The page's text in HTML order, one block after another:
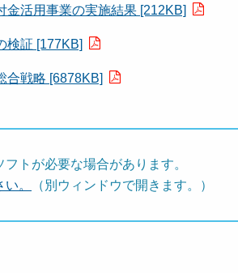
活用事業の実施結果 [212KB]
証 [177KB]
戦略 [6878KB]
トが必要な場合があります。
。
（別ウィンドウで開きます。）